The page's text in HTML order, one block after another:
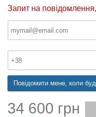
Запит на
Повідомити мене, коли
34 600 грн